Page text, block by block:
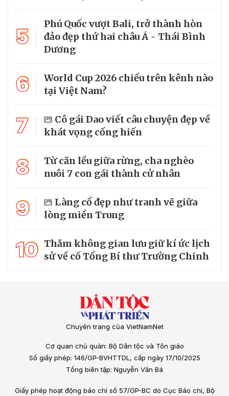
5
Phú Quốc vượt Bali, trở thành hòn
đảo đẹp thứ hai châu Á - Thái Bình
Dương
6
World Cup 2026 chiếu trên kênh nào
tại Việt Nam?
7
Cô gái Dao viết câu chuyện đẹp về
khát vọng cống hiến
8
Từ căn lều giữa rừng, cha nghèo
nuôi 7 con gái thành cử nhân
9
Làng cổ đẹp như tranh vẽ giữa
lòng miền Trung
10 Thăm không gian lưu giữ kí ức lịch
sử về cố Tổng Bí thư Trường Chinh
Chuyên trang của VietNamNet
Cơ quan chủ quản: Bộ Dân tộc và Tôn giáo
Số giấy phép: 146/GP-BVHTTDL, cấp ngày 17/10/2025
Tổng biên tập: Nguyễn Văn Bá
Giấy phép hoạt động báo chí số 57/GP-BC do Cục Báo chí, Bộ